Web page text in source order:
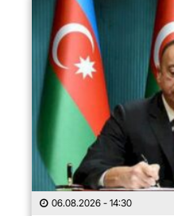
06.08.2026 - 14:30